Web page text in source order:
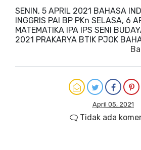
SENIN, 5 APRIL 2021 BAHASA
INGGRIS PAI BP PKn SELASA, 6
MATEMATIKA IPA IPS SENI
2021 PRAKARYA BTIK PJOK
April 05, 2021
Tidak ada